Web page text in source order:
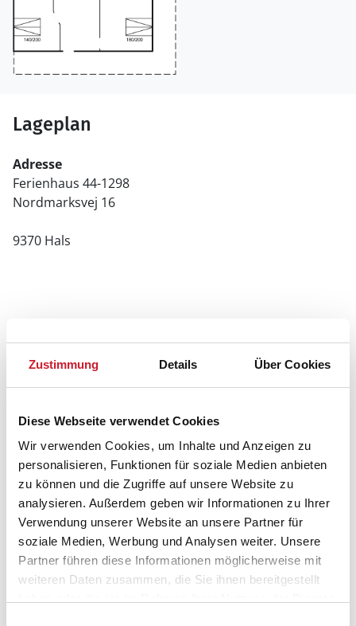
Zustimmung Details Über Cookies
Diese Webseite verwendet Cookies
Wir verwenden Cookies, um Inhalte und Anzeigen zu
personalisieren, Funktionen für soziale Medien anbieten
zu können und die Zugriffe auf unsere Website zu
analysieren. Außerdem geben wir Informationen zu Ihrer
Verwendung unserer Website an unsere Partner für
soziale Medien, Werbung und Analysen weiter. Unsere
Partner führen diese Informationen möglicherweise mit
weiteren Daten zusammen, die Sie ihnen bereitgestellt
Lageplan
Adresse
Ferienhaus 44-1298
Nordmarksvej 16
9370 Hals
Belegungskalender